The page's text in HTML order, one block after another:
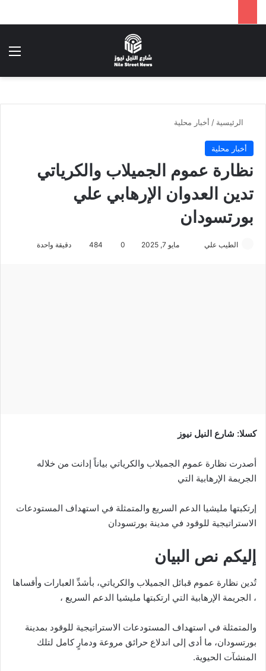
الرئيسية / أخبار محلية
أخبار محلية
نظارة عموم الجميلاب والكرياتي
تدين العدوان الإرهابي علي
بورتسودان
الطيب علي مايو 7, 2025 0
484 دقيقة واحدة
كسلا: شارع النيل نيوز
أصدرت نظارة عموم الجميلاب والكرياتي بياناً إدانت من خلاله
الجريمة الإرهابية التي
إرتكبتها مليشيا الدعم السريع والمتمثلة في استهداف المستودعات
الاستراتيجية للوقود في مدينة بورتسودان
إليكم نص البيان
تُدين نظارة عموم قبائل الجميلاب والكرياتي، بأشدِّ العبارات وأقساها
، الجريمة الإرهابية التي ارتكبتها مليشيا الدعم السريع ،
والمتمثلة في استهداف المستودعات الاستراتيجية للوقود بمدينة
بورتسودان، ما أدى إلى اندلاع حرائق مروعة ودمارٍ كامل لتلك
المنشآت الحيوية.